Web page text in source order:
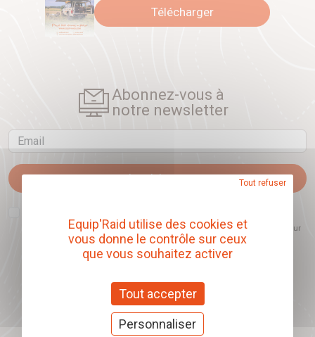
Télécharger
Abonnez-vous à
notre newsletter
Email
Je m'abonne
comprendre les sujets qui m'intéressent et d'améliorer les contenus
proposés. Ce choix est modifiable à tout moment et reste sans incidence sur
mon inscription.
Offrez nos chèques
cadeaux
Equip'Raid utilise des cookies et
vous donne le contrôle sur ceux
que vous souhaitez activer
Tout accepter
Tout refuser
Personnaliser